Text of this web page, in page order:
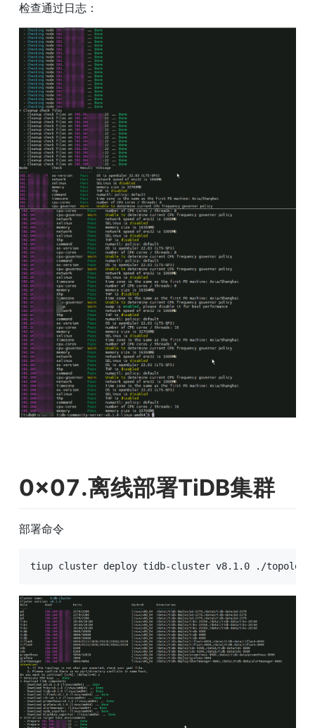
检查通过日志：
0x07.离线部署TiDB集群
部署命令
tiup cluster deploy tidb-cluster v8.1.0 ./